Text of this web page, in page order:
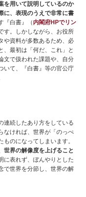
を用いて説明しているのか
に、表現のうえで非常に書
『白書』（ 内閣府HPでリン
す。しかしながら、お役所
や資料が多数あるため、必
、最初は「何だ、これ」と
文で扱われた課題や、自分
いて、『白書』等の官公庁
連続したあり方をしている
なければ、世界が「のっぺ
のになってしまいます。
世界の解像度を上げること
に表れず、ぼんやりとした
で世界を分節し、世界の解